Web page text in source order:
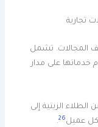
تجارية
المجالات. تشمل
خدماتها على مدار
الزيتية إلى
عميل26
.